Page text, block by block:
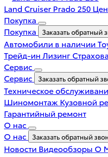
Land Cruiser Prado 250
Покупка
Покупка
Заказать обратный
Автомобили в наличии
Трейд-ин Лизинг
Сервис
Сервис
Заказать обратный
Техническое
Шиномонтаж Кузовной
Гарантийный ремонт
О нас
О нас
Заказать обратный
Новости Видеообзоры О